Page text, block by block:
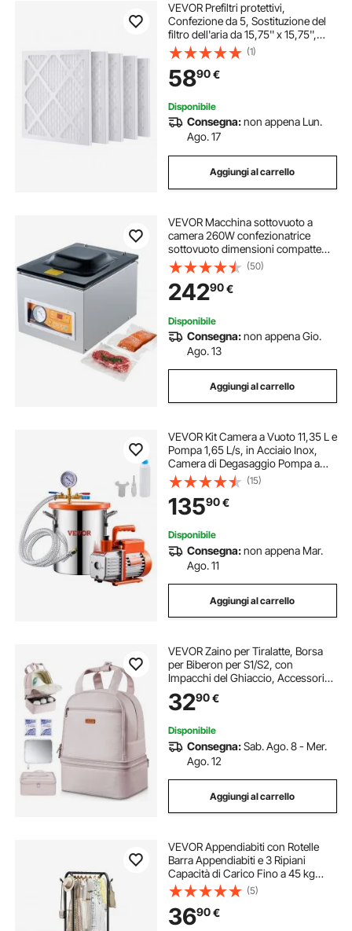
VEVOR Prefiltri protettivi,
Confezione da 5, Sostituzione del
filtro dell'aria da 15,75'' x 15,75'',
Filtri Stage 1 ad alta efficienza
compatibili con BlueDri e VEVOR
Scrubber, purificatori d'aria
(1)
5890€
Disponibile
Consegna:non appena Lun.
Ago. 17
Aggiungi al carrello
VEVOR Macchina sottovuoto a
camera 260W confezionatrice
sottovuoto dimensioni compatte
260mm in cucina domestica e per
uso commerciale per alimenti
umidi, carni, marinate
(50)
24290€
Disponibile
Consegna:non appena Gio.
Ago. 13
Aggiungi al carrello
VEVOR Kit Camera a Vuoto 11,35 L e
Pompa 1,65 L/s, in Acciaio Inox,
Camera di Degasaggio Pompa a
Vuoto Monostadio, con Coperchio,
Olio, Tubo Flessibile, per
Degasaggio Resina Epossidica
Siliconica
(15)
13590€
Disponibile
Consegna:non appena Mar.
Ago. 11
Aggiungi al carrello
VEVOR Zaino per Tiralatte, Borsa
per Biberon per S1/S2, con
Impacchi del Ghiaccio, Accessori
per l'Estrazione e Conservazione
del Latte Materno, per Biberon di
Chiaro
3290€
Disponibile
Consegna:Sab. Ago. 8 - Mer.
Ago. 12
Aggiungi al carrello
VEVOR Appendiabiti con Rotelle
Barra Appendiabiti e 3 Ripiani
Capacità di Carico Fino a 45 kg
Robusto Appendiabiti in Acciaio al
Carbonio per Camera da Letto,
Lavanderia, Soggiorno, Nero
(5)
3690€